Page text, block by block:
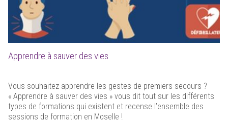
Apprendre à sauver des vies
Vous souhaitez apprendre les gestes de premiers secours ?
« Apprendre à sauver des vies » vous dit tout sur les différents
types de formations qui existent et recense l’ensemble des
sessions de formation en Moselle !